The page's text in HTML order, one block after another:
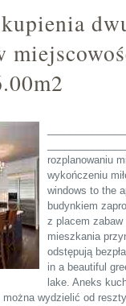
rozplanowaniu
wykończeniu
windows to the
budynkiem
z placem zabaw
mieszkania
odstępują
in a beautiful
lake. Aneks
można wydzielić od